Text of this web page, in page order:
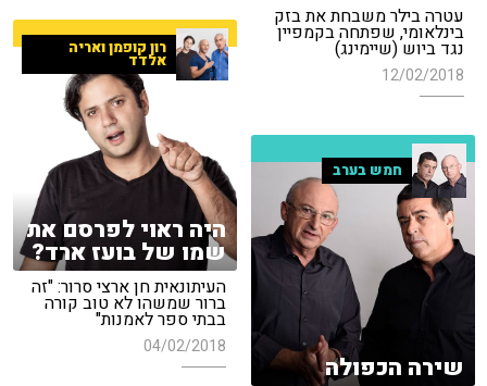
עטרה בילר משבחת את בזק
בינלאומי, שפתחה בקמפיין
נגד ביוש (שיימינג)
12/02/2018
רון קופמן ואריה
אלדד
היה ראוי לפרסם את
שמו של בועז ארד?
העיתונאית חן ארצי סרור: "זה
ברור שמשהו לא טוב קורה
בבתי ספר לאמנות"
04/02/2018
חמש בערב
שירה הכפולה